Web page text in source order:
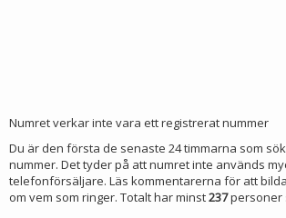
Numret verkar inte vara ett registrerat nummer
Du är den första de senaste 24 timmarna som
nummer. Det tyder på att numret inte används
telefonförsäljare. Läs kommentarerna för att
om vem som ringer. Totalt har minst237personer